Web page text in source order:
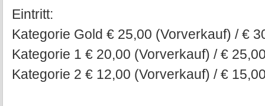
Eintritt:
Kategorie Gold € 25,00 (Vorverkauf) / €
Kategorie 1 € 20,00 (Vorverkauf) / €
Kategorie 2 € 12,00 (Vorverkauf) / €